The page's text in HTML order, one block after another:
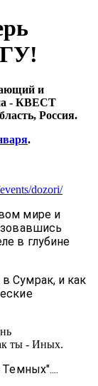
и
- КВЕСТ
Россия.
.
dozori/
мире и
в глубине
Сумрак, и как
ты - Иных.